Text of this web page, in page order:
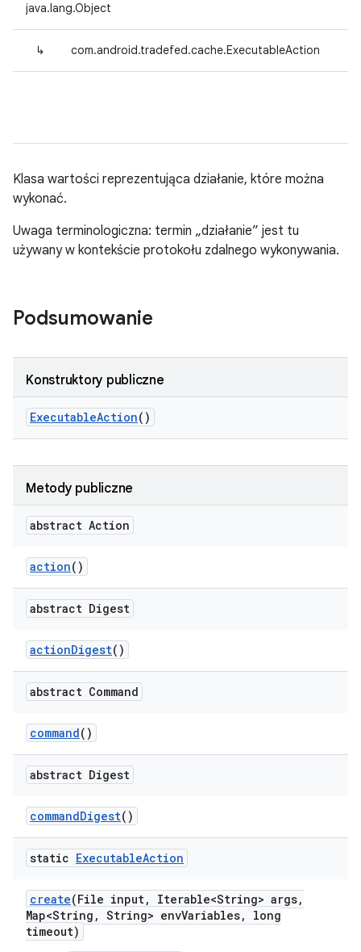
java.lang.Object
↳ com.android.tradefed.cache.ExecutableAction
Klasa wartości reprezentująca działanie, które można
wykonać.
Uwaga terminologiczna: termin „działanie” jest tu
używany w kontekście protokołu zdalnego wykonywania.
Podsumowanie
Konstruktory publiczne
ExecutableAction()
Metody publiczne
abstract Action
action()
abstract Digest
actionDigest()
abstract Command
command()
abstract Digest
commandDigest()
static ExecutableAction
create(File input, Iterable<String> args,
Map<String , String> envVariables,
long
timeout)